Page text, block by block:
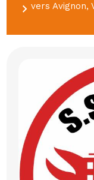
vers Avignon,